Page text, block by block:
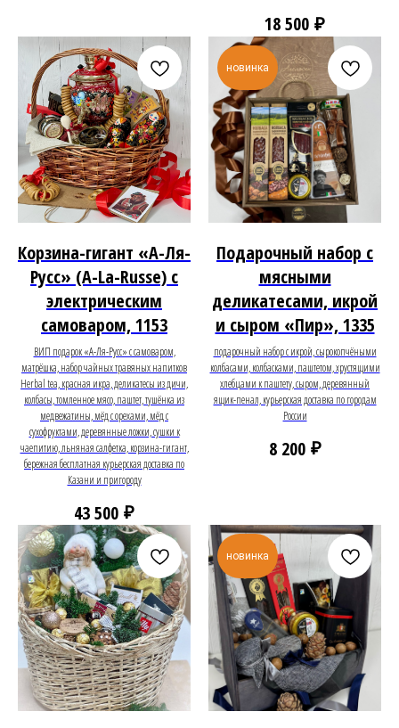
18 500 ₽
Корзина-гигант «А-Ля-
Русс» (A-La-Russe) с
электрическим
самоваром, 1153
ВИП подарок «А-Ля-Русс» с самоваром,
матрёшка, набор чайных травяных напитков
Herbal tea, красная икра, деликатесы из дичи,
колбасы, томленное мясо, паштет, тушёнка из
медвежатины, мёд с орехами, мёд с
сухофруктами, деревянные ложки, сушки к
чаепитию, льняная салфетка, корзина-гигант,
бережная бесплатная курьерская доставка по
Казани и пригороду
43 500 ₽
новинка
Подарочный набор с
мясными
деликатесами, икрой
и сыром «Пир», 1335
подарочный набор с икрой, сырокопчёными
колбасами, колбасками, паштетом, хрустящими
хлебцами к паштету, сыром, деревянный
ящик-пенал, курьерская доставка по городам
России
8 200 ₽
новинка